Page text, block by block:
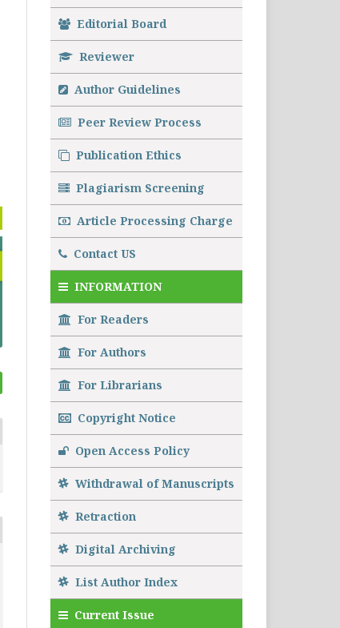
Editorial Board
Reviewer
Author Guidelines
Peer Review Process
Publication Ethics
Plagiarism Screening
Article Processing Charge
Contact US
INFORMATION
For Readers
For Authors
For Librarians
Copyright Notice
Open Access Policy
Withdrawal of Manuscripts
Retraction
Digital Archiving
List Author Index
Current Issue